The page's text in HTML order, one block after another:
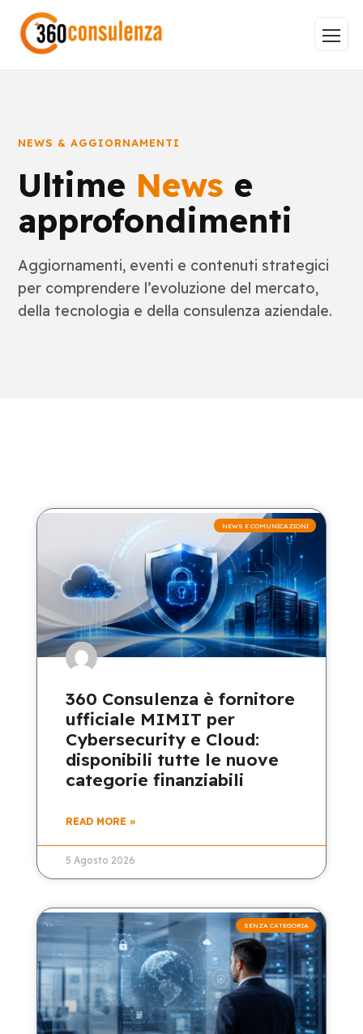
Vai
GDPR
Sviluppo software BeeProd
Inizia a digitare per visualizzare le pagine consigliate.
NEWS & AGGIORNAMENTI
Ultime News e
approfondimenti
Aggiornamenti, eventi e contenuti strategici
per comprendere l’evoluzione del mercato,
della tecnologia e della consulenza aziendale.
NEWS E COMUNICAZIONI
360 Consulenza è fornitore
ufficiale MIMIT per
Cybersecurity e Cloud:
disponibili tutte le nuove
categorie finanziabili
READ MORE »
5 Agosto 2026
SENZA CATEGORIA